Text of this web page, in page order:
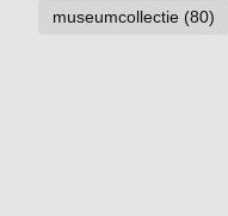
museumcollectie (80)